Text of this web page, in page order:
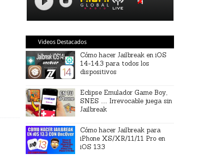
Videos Destacados
Cómo hacer Jailbreak en iOS
14-14.3 para todos los
dispositivos
Eclipse Emulador Game Boy,
SNES … Irrevocable juega sin
Jailbreak
Cómo hacer Jailbreak para
iPhone XS/XR/11/11 Pro en
iOS 13.3